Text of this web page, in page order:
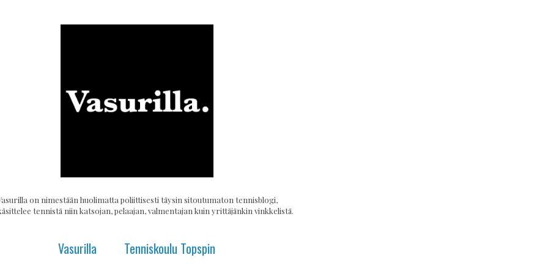
on nimestään huolimatta poliittisesti täysin sitoutumaton tennisblogi,
tennistä niin katsojan, pelaajan, valmentajan kuin yrittäjänkin vinkkelistä.
Vasurilla Tenniskoulu Topspin